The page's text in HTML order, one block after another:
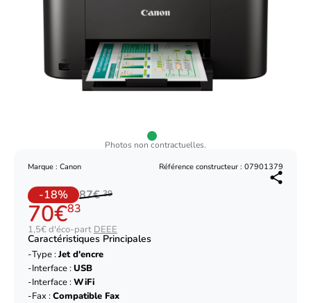
Photos non contractuelles.
Marque : Canon Référence constructeur : 07901379
-18% 87€ 39
70€83
1,5€ d'éco-part DEEE
Caractéristiques Principales
Type :Jet d'encre
Interface :USB
Interface :WiFi
Fax :Compatible Fax